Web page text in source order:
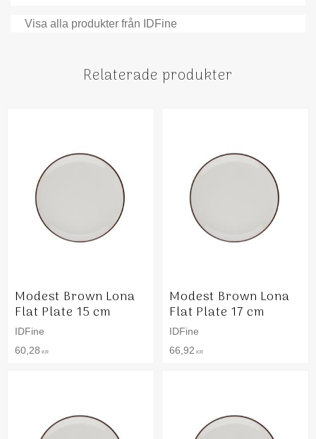
Visa alla produkter från IDFine
Relaterade produkter
Modest Brown Lona
Flat Plate 15 cm
IDFine
60,28 KR
Modest Brown Lona
Flat Plate 17 cm
IDFine
66,92 KR